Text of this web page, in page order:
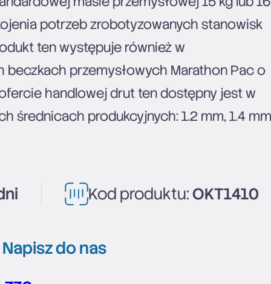
potrzeb zrobotyzowanych stanowisk
ten występuje również w
beczkach przemysłowych Marathon Pac o
handlowej drut ten dostępny jest w
średnicach produkcyjnych: 1.2 mm, 1.4
Kod produktu:OKT1410
Napisz do nas